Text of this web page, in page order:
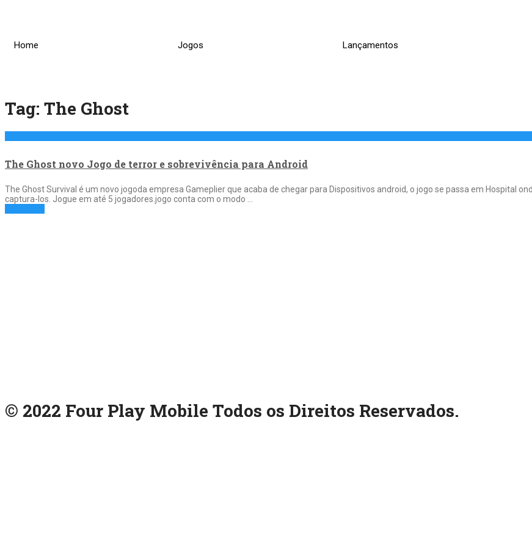
Home Jogos Lançamentos
Tag: The Ghost
The Ghost novo Jogo de terror e sobrevivência para Android
The Ghost Survival é um novo jogoda empresa Gameplier que acaba de chegar para Dispositivos android, o jogo se passa em Hospital
captura-los. Jogue em até 5 jogadores.jogo conta com o modo …
© 2022 Four Play Mobile Todos os Direitos Reservados.